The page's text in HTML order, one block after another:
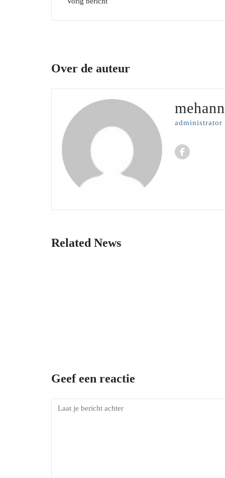
Over de auteur
administrator
Related News
Geef een reactie